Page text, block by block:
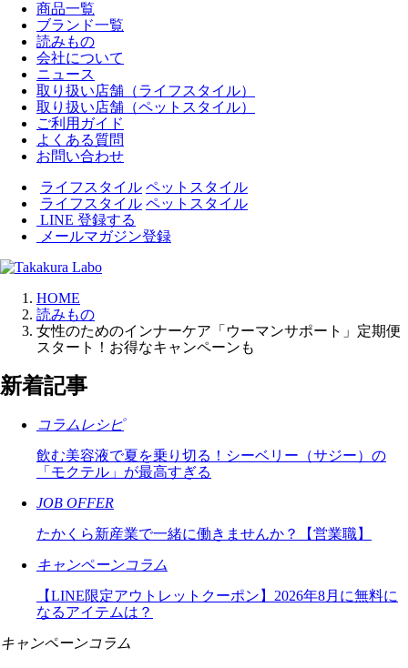
商品一覧
ブランド一覧
読みもの
会社について
ニュース
取り扱い店舗（ライフスタイル）
取り扱い店舗（ペットスタイル）
ご利用ガイド
よくある質問
お問い合わせ
ライフスタイル ペットスタイル
ライフスタイル ペットスタイル
LINE 登録する
メールマガジン登録
HOME
読みもの
女性のためのインナーケア「ウーマンサポート」定期便
スタート！お得なキャンペーンも
新着記事
コラムレシピ
飲む美容液で夏を乗り切る！シーベリー（サジー）の
「モクテル」が最高すぎる
JOB OFFER
たかくら新産業で一緒に働きませんか？【営業職】
キャンペーンコラム
【LINE限定アウトレットクーポン】2026年8月に無料に
なるアイテムは？
キャンペーンコラム